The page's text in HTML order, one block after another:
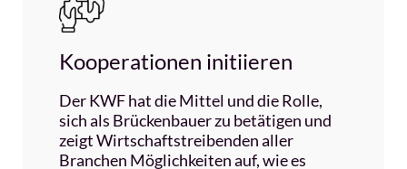
Kooperationen initiieren
Der KWF hat die Mittel und die Rolle,
sich als Brückenbauer zu betätigen und
zeigt Wirtschaftstreibenden aller
Branchen Möglichkeiten auf, wie es